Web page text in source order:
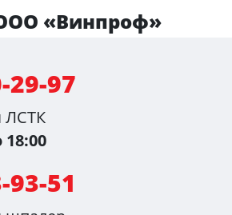
«Винпроф»
29-97
ЛСТК
18:00
93-51